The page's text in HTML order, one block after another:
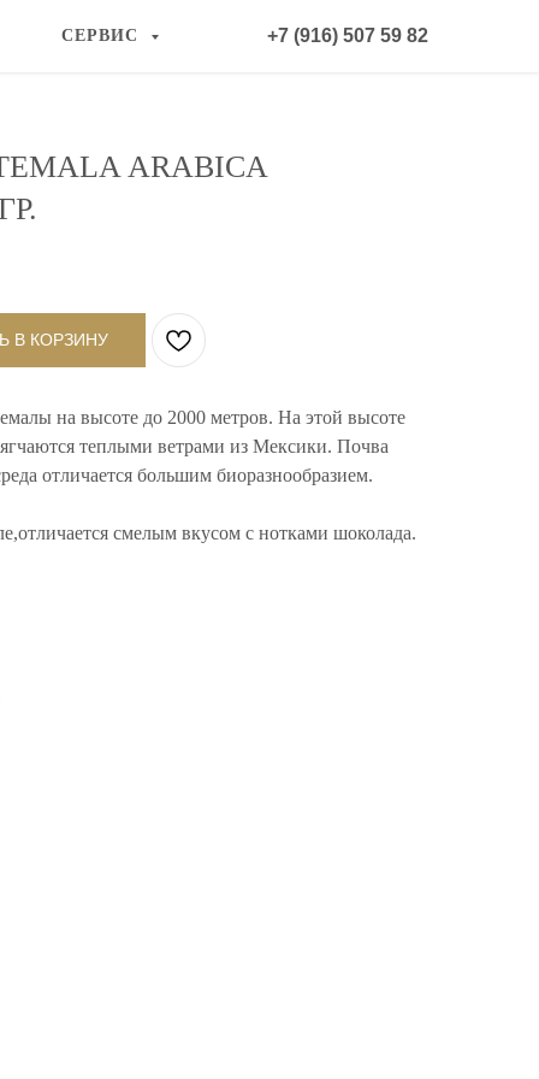
СЕРВИС +7 (916) 507 59 82
ARABICA
В КОРЗИНУ
на высоте до 2000 метров. На этой высоте
теплыми ветрами из Мексики. Почва
отличается большим биоразнообразием.
смелым вкусом с нотками шоколада.